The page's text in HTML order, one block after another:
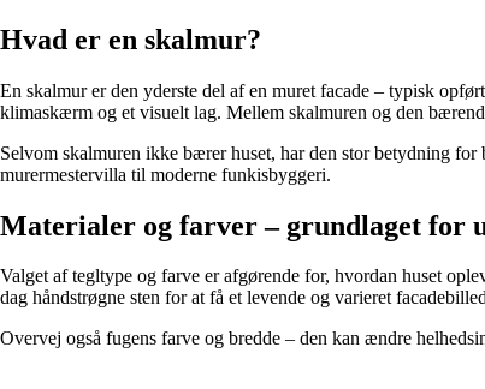
Hvad er en skalmur?
En skalmur er den yderste del af en muret facade – typisk
klimaskærm og et visuelt lag. Mellem skalmuren og den
Selvom skalmuren ikke bærer huset, har den stor betydning
murermestervilla til moderne funkisbyggeri.
Materialer og farver – grundlaget for
Valget af tegltype og farve er afgørende for, hvordan huset
dag håndstrøgne sten for at få et levende og varieret
Overvej også fugens farve og bredde – den kan ændre